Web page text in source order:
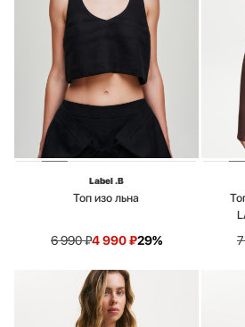
Label .B
Топ изо льна
6 990₽4 990₽29%